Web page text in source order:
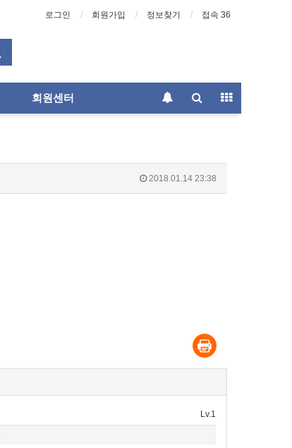
로그인 회원가입 정보찾기 접속 36
회원센터
2018.01.14 23:38
Lv.1